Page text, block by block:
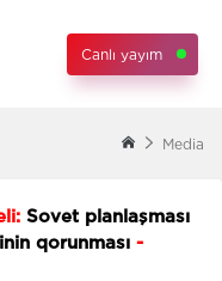
Canlı yayım
Media
Sovet planlaşması
qorunması -